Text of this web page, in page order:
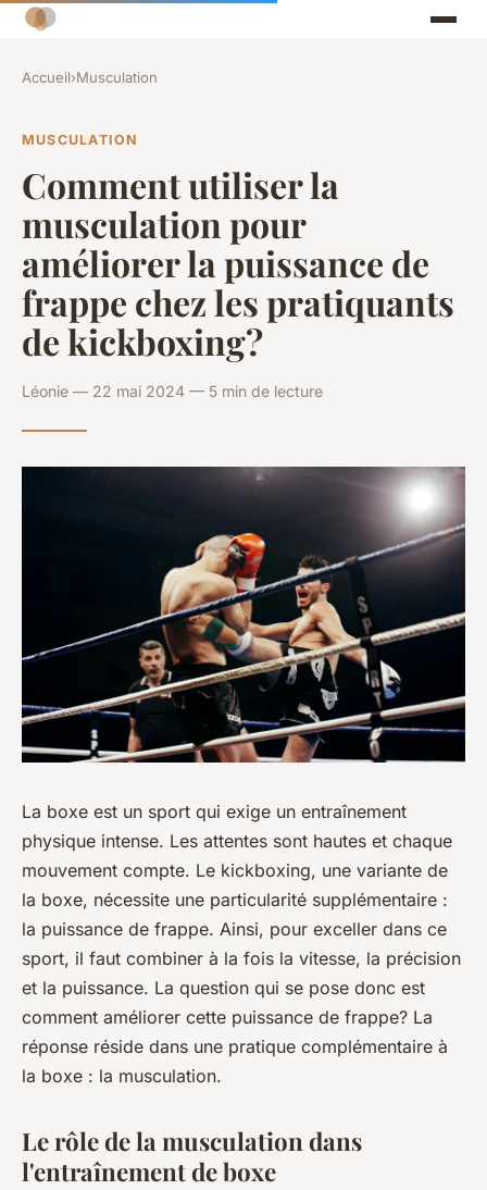
Accueil›Musculation
MUSCULATION
Comment utiliser la
musculation pour
améliorer la puissance de
frappe chez les pratiquants
de kickboxing?
Léonie — 22 mai 2024 — 5 min de lecture
La boxe est un sport qui exige un entraînement
physique intense. Les attentes sont hautes et chaque
mouvement compte. Le kickboxing, une variante de
la boxe, nécessite une particularité supplémentaire :
la puissance de frappe. Ainsi, pour exceller dans ce
sport, il faut combiner à la fois la vitesse, la précision
et la puissance. La question qui se pose donc est
comment améliorer cette puissance de frappe? La
réponse réside dans une pratique complémentaire à
la boxe : la musculation.
Le rôle de la musculation dans
l'entraînement de boxe